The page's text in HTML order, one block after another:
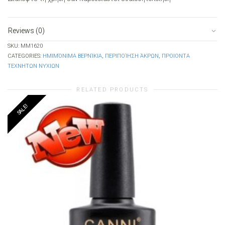
Reviews (0)
SKU: MM1620
CATEGORIES: ΗΜΙΜΌΝΙΜΑ ΒΕΡΝΊΚΙΑ, ΠΕΡΙΠΟΊΗΣΗ ΆΚΡΩΝ, ΠΡΟΙΟΝΤΑ
ΤΕΧΝΗΤΩΝ ΝΥΧΙΩΝ
RELATED PRODUCTS
SALE!